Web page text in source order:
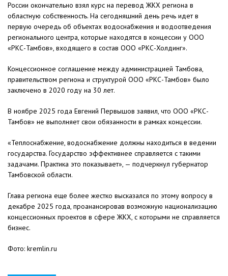
России окончательно взял курс на перевод ЖКХ региона в
областную собственность. На сегодняшний день речь идет в
первую очередь об объектах водоснабжения и водоотведения
регионального центра, которые находятся в концессии у ООО
«РКС-Тамбов», входящего в состав ООО «РКС-Холдинг».
Концессионное соглашение между администрацией Тамбова,
правительством региона и структурой ООО «РКС-Тамбов» было
заключено в 2020 году на 30 лет.
В ноябре 2025 года Евгений Первышов заявил, что ООО «РКС-
Тамбов» не выполняет свои обязанности в рамках концессии.
«Теплоснабжение, водоснабжение должны находиться в ведении
государства. Государство эффективнее справляется с такими
задачами. Практика это показывает», — подчеркнул губернатор
Тамбовской области.
Глава региона еще более жестко высказался по этому вопросу в
декабре 2025 года, проанансировав возможную национализацию
концессионных проектов в сфере ЖКХ, с которыми не справляется
бизнес.
Фото: kremlin.ru